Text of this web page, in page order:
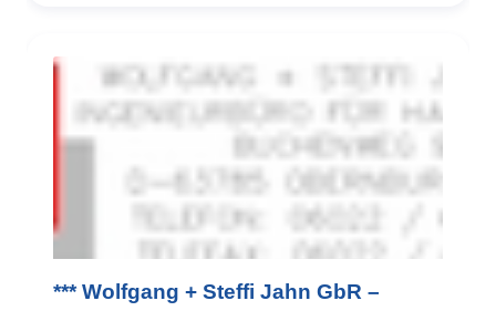
*** Wolfgang + Steffi Jahn GbR –